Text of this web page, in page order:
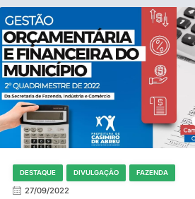
DESTAQUE DIVULGAÇÃO FAZENDA
27/09/2022